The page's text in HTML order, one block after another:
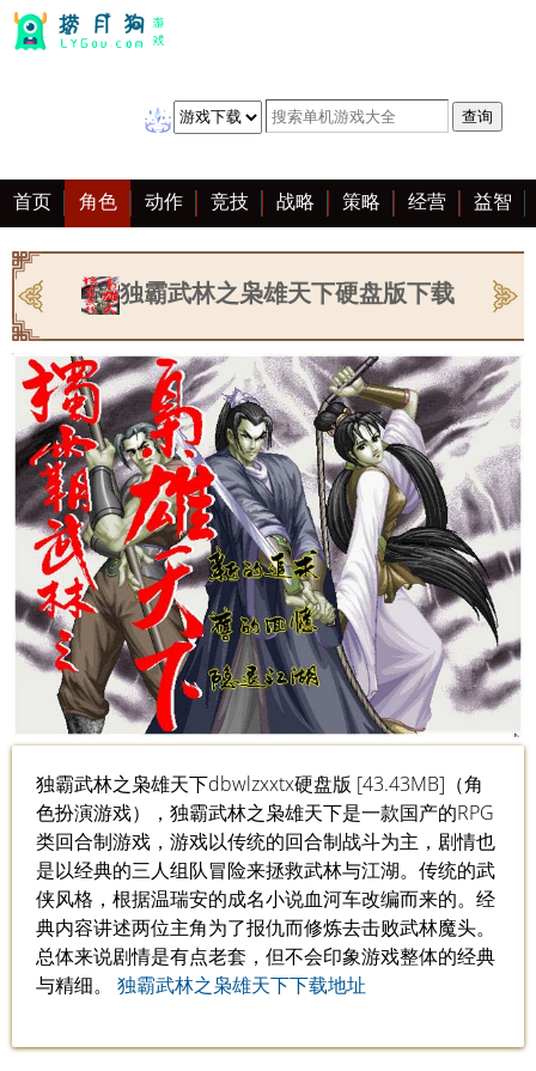
首页 角色 动作 竞技 战略 策略 经营 益智
冒险 棋牌 赛车 音乐 恋爱 单机 大全
独霸武林之枭雄天下硬盘版下载
独霸武林之枭雄天下dbwlzxxtx硬盘版 [43.43MB]（角
色扮演游戏），独霸武林之枭雄天下是一款国产的RPG
类回合制游戏，游戏以传统的回合制战斗为主，剧情也
是以经典的三人组队冒险来拯救武林与江湖。传统的武
侠风格，根据温瑞安的成名小说血河车改编而来的。经
典内容讲述两位主角为了报仇而修炼去击败武林魔头。
总体来说剧情是有点老套，但不会印象游戏整体的经典
与精细。 独霸武林之枭雄天下下载地址